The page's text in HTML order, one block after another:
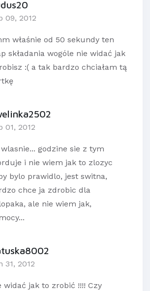
09, 2012
właśnie od 50 sekundy ten
składania wogóle nie widać jak
:( a tak bardzo chciałam tą
01, 2012
godzine sie z tym
i nie wiem jak to zlozyc
bylo prawidlo, jest switna,
chce ja zdrobic dla
ale nie wiem jak,
31, 2012
widać jak to zrobić !!!! Czy